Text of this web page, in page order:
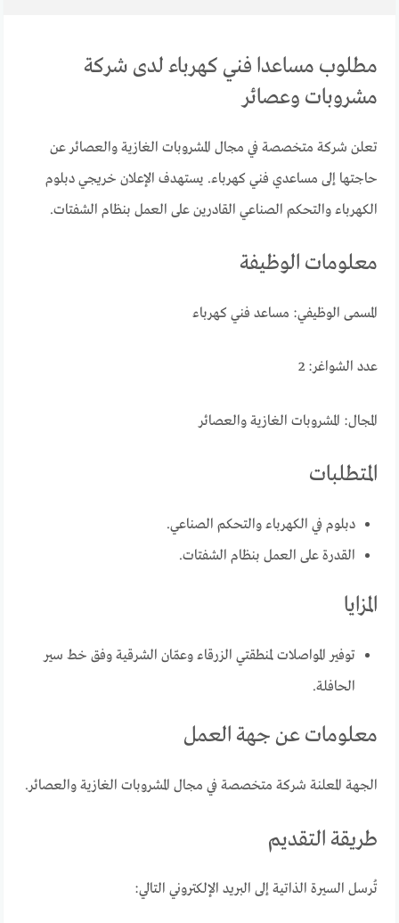
مطلوب مساعدا فني كهرباء لدى شركة
مشروبات وعصائر
تعلن شركة متخصصة في مجال المشروبات الغازية والعصائر عن
حاجتها إلى مساعدي فني كهرباء. يستهدف الإعلان خريجي دبلوم
الكهرباء والتحكم الصناعي القادرين على العمل بنظام الشفتات.
معلومات الوظيفة
المسمى الوظيفي: مساعد فني كهرباء
عدد الشواغر: 2
المجال: المشروبات الغازية والعصائر
المتطلبات
دبلوم في الكهرباء والتحكم الصناعي.
القدرة على العمل بنظام الشفتات.
المزايا
توفير المواصلات لمنطقتي الزرقاء وعمّان الشرقية وفق خط سير
الحافلة.
معلومات عن جهة العمل
الجهة المعلنة شركة متخصصة في مجال المشروبات الغازية والعصائر.
طريقة التقديم
تُرسل السيرة الذاتية إلى البريد الإلكتروني التالي: